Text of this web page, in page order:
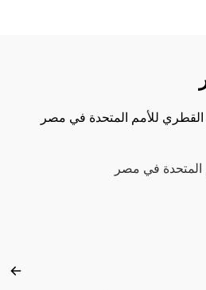
للأمم المتحدة في مصر
المتحدة في مصر
عن